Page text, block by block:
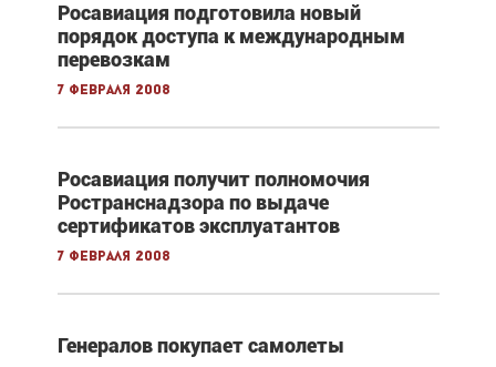
Росавиация подготовила новый
порядок доступа к международным
перевозкам
7 февраля 2008
Росавиация получит полномочия
Ространснадзора по выдаче
сертификатов эксплуатантов
7 февраля 2008
Генералов покупает самолеты